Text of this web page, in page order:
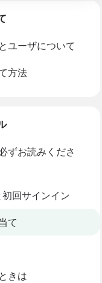
ユーザについて
方法
ずお読みくださ
回サインイン
て
きは